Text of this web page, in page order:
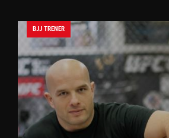
BJJ TRENER